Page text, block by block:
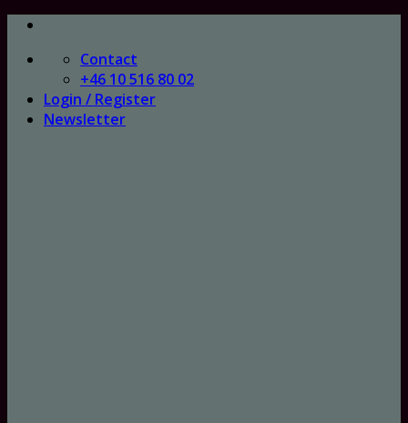
Skip
content
Contact
+46 10 516 80 02
Login / Register
Newsletter